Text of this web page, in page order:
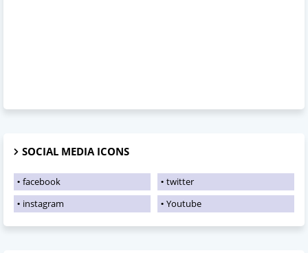
SOCIAL MEDIA ICONS
facebook
twitter
instagram
Youtube